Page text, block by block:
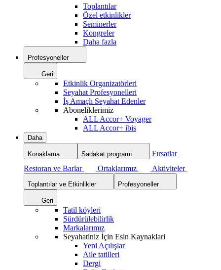
Toplantılar
Özel etkinlikler
Seminerler
Kongreler
Daha fazla
Profesyoneller
Geri
Etkinlik Organizatörleri
Seyahat Profesyonelleri
İş Amaçlı Seyahat Edenler
Aboneliklerimiz
ALL Accor+ Voyager
ALL Accor+ ibis
Daha
Konaklama Sadakat programı
Fırsatlar
Restoran ve Barlar
Ortaklarımız Aktiviteler
Toplantılar ve Etkinlikler Profesyoneller
Geri
Tatil köyleri
Sürdürülebilirlik
Markalarımız
Seyahatiniz İçin Esin Kaynaklari
Yeni Açılışlar
Aile tatilleri
Dergi